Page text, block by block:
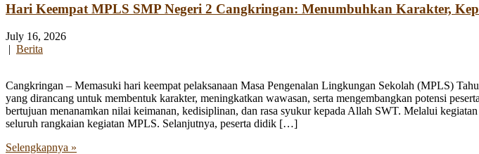
Hari Keempat MPLS SMP Negeri 2 Cangkringan: Menumbuhkan Karakter,
July 16, 2026
| Berita
Cangkringan – Memasuki hari keempat pelaksanaan Masa Pengenalan Lingkungan Sekolah (MPLS)
yang dirancang untuk membentuk karakter, meningkatkan wawasan, serta mengembangkan potensi
bertujuan menanamkan nilai keimanan, kedisiplinan, dan rasa syukur kepada Allah SWT. Melalui
seluruh rangkaian kegiatan MPLS. Selanjutnya, peserta didik […]
Selengkapnya »